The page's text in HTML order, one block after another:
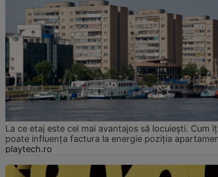
La ce etaj este cel mai avantajos să locuiești. Cum
poate influența factura la energie poziția
playtech.ro